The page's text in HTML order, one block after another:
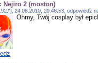
Nejiro 2 (moston)
24.08.2010, 20:46:53, odpowiedź
Ohmy, Twój cosplay był